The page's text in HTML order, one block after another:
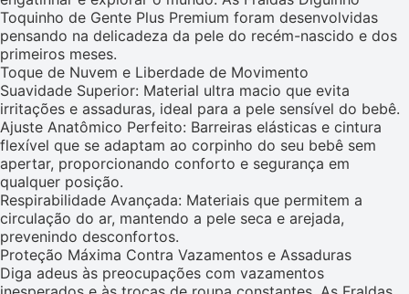
Toquinho de Gente Plus Premium foram desenvolvidas
pensando na delicadeza da pele do recém-nascido e dos
primeiros meses.
Toque de Nuvem e Liberdade de Movimento
Suavidade Superior: Material ultra macio que evita
irritações e assaduras, ideal para a pele sensível do bebê.
Ajuste Anatômico Perfeito: Barreiras elásticas e cintura
flexível que se adaptam ao corpinho do seu bebê sem
apertar, proporcionando conforto e segurança em
qualquer posição.
Respirabilidade Avançada: Materiais que permitem a
circulação do ar, mantendo a pele seca e arejada,
prevenindo desconfortos.
Proteção Máxima Contra Vazamentos e Assaduras
Diga adeus às preocupações com vazamentos